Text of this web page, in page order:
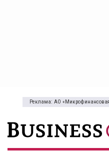
Реклама: АО